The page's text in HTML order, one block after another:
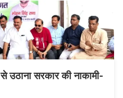
उठाना सरकार की नाकामी-